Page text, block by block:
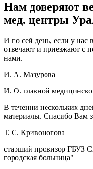
Нам доверяют
мед. центры
И по сей день, если у нас
отвечают и приезжают с
нами.
И. А. Мазурова
И. О. главной
В течении нескольких
материалы. Спасибо Вам
Т. С. Кривоногова
старший провизор ГБУЗ
городская больница"